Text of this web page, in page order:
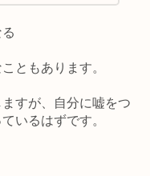
人生を歩みたいかを考えた
ともあります。
すが、自分に嘘をつ
いるはずです。